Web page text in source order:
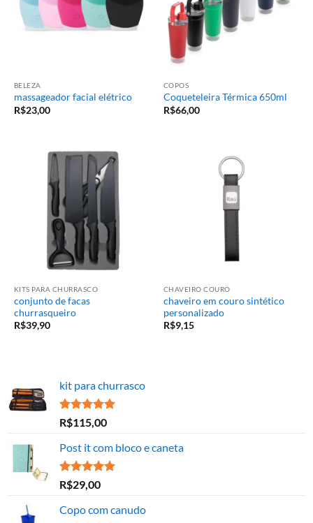
BELEZA
massageador facial elétrico
R$23,00
COPOS
Coqueteleira Térmica 650ml
R$66,00
KITS PARA CHURRASCO
conjunto de facas
churrasqueiro
R$39,90
CHAVEIRO COURO
chaveiro em couro sintético
personalizado
R$9,15
kit para churrasco
Avaliação
5.00
de 5
R$115,00
Post it com bloco e caneta
Avaliação
5.00
de 5
R$29,00
Copo com canudo